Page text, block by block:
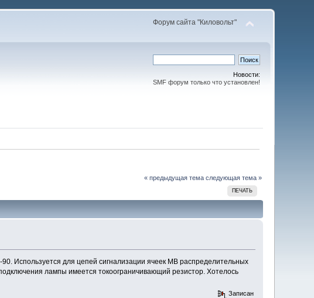
Форум сайта "Киловольт"
Новости:
SMF форум только что установлен!
« предыдущая тема следующая тема »
ПЕЧАТЬ
Используется для цепей сигнализации ячеек МВ распределительных
лампы имеется токоограничивающий резистор. Хотелось
Записан